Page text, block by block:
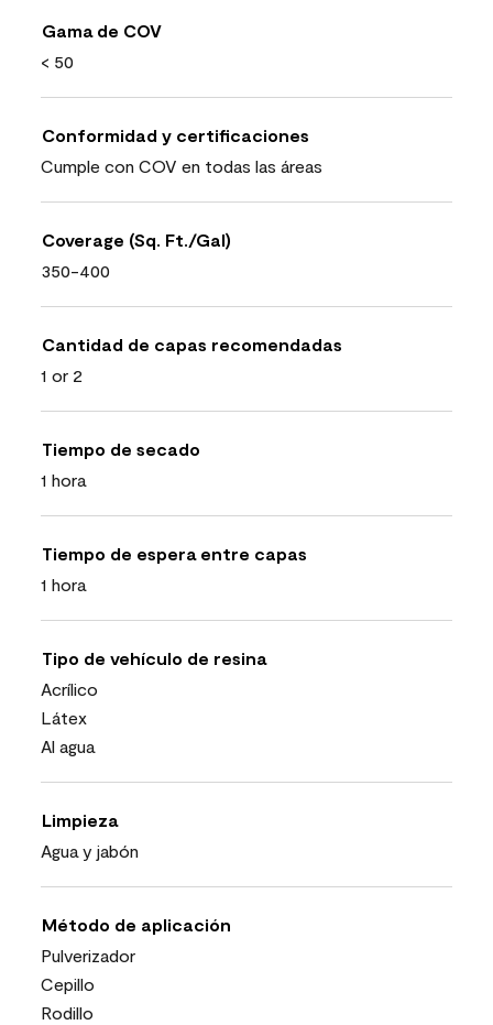
Gama de COV
< 50
Conformidad y certificaciones
Cumple con COV en todas las áreas
Coverage (Sq. Ft./Gal)
350-400
Cantidad de capas recomendadas
1 or 2
Tiempo de secado
1 hora
Tiempo de espera entre capas
1 hora
Tipo de vehículo de resina
Acrílico
Látex
Al agua
Limpieza
Agua y jabón
Método de aplicación
Pulverizador
Cepillo
Rodillo